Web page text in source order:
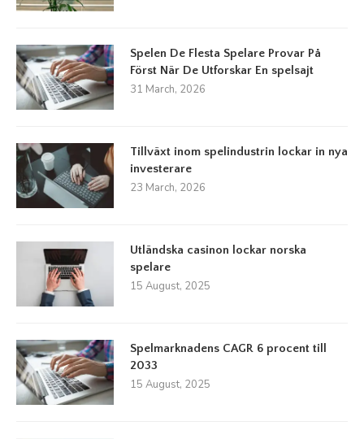
Spelen De Flesta Spelare Provar På
Först När De Utforskar En spelsajt
31 March, 2026
Tillväxt inom spelindustrin lockar in nya
investerare
23 March, 2026
Utländska casinon lockar norska
spelare
15 August, 2025
Spelmarknadens CAGR 6 procent till
2033
15 August, 2025